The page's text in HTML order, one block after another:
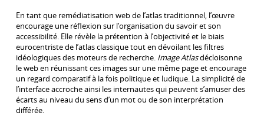
En tant que remédiatisation web de l’atlas traditionnel, l’œuvre
encourage une réflexion sur l’organisation du savoir et son
accessibilité. Elle révèle la prétention à l’objectivité et le biais
eurocentriste de l’atlas classique tout en dévoilant les filtres
idéologiques des moteurs de recherche. Image Atlasdécloisonne
le web en réunissant ces images sur une même page et encourage
un regard comparatif à la fois politique et ludique. La simplicité de
l’interface accroche ainsi les internautes qui peuvent s’amuser des
écarts au niveau du sens d’un mot ou de son interprétation
différée.